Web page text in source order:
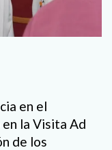
en el
la Visita Ad
de los